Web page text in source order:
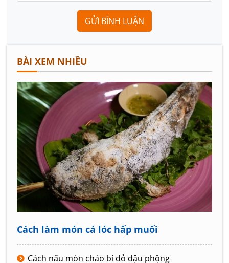
GỬI BÌNH LUẬN
BÀI XEM NHIỀU
Cách làm món cá lóc hấp muối
Cách nấu món cháo bí đỏ đậu phộng